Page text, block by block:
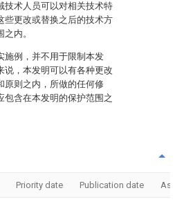
技术人员可以对相关技术特
些更改或替换之后的技术方
内。
施例，并不用于限制本发
说，本发明可以有各种更改
原则之内，所做的任何修
包含在本发明的保护范围之
Priority date Publication date